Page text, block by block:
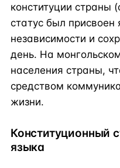
конституции страны
статус был присвоен
независимости и
день. На
населения страны,
средством
жизни.
Конституционный
языка